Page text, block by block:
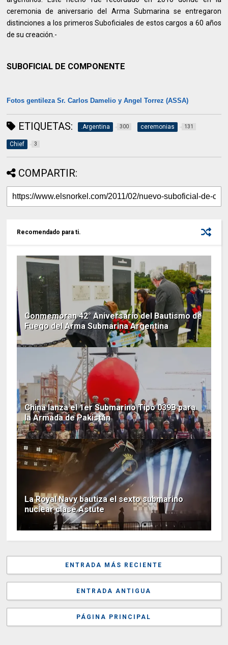
ceremonia de aniversario del Arma Submarina se entregaron
distinciones a los primeros Suboficiales de estos cargos a 60 años
de su creación.-
SUBOFICIAL DE COMPONENTE
Fotos gentileza Sr. Carlos Damelio y Angel Torrez (ASSA)
ETIQUETAS: .Argentina 300 ceremonias 131
Chief 3
COMPARTIR:
Recomendado para ti.
Conmemoran 42° Aniversario del Bautismo de
Fuego del Arma Submarina Argentina
China lanza el 1er Submarino Tipo 039B para
la Armada de Pakistán
La Royal Navy bautiza el sexto submarino
nuclear clase Astute
ENTRADA MÁS RECIENTE
ENTRADA ANTIGUA
PÁGINA PRINCIPAL